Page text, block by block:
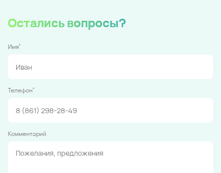
Остались вопросы?
Имя*
Телефон*
Комментарий